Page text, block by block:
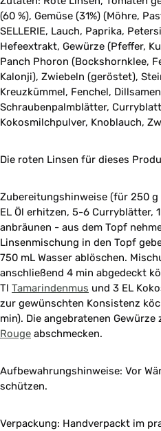
(60 %), Gemüse (31%) (Möhre,
SELLERIE, Lauch, Paprika,
Hefeextrakt, Gewürze (Pfeffer,
Panch Phoron (Bockshornklee,
Kalonji), Zwiebeln (geröstet),
Kreuzkümmel, Fenchel,
Schraubenpalmblätter,
Kokosmilchpulver, Knoblauch,
Die roten Linsen für dieses
Zubereitungshinweise (für 250
EL Öl erhitzen, 5-6 Curryblätter,
anbräunen - aus dem Topf
Linsenmischung in den Topf
750 mL Wasser ablöschen.
anschließend 4 min abgedeckt
Tl Tamarindenmus und 3 EL
zur gewünschten Konsistenz
min). Die angebratenen
Rouge abschmecken.
Aufbewahrungshinweise: Vor
schützen.
Verpackung: Handverpackt im